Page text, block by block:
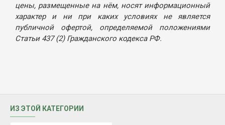
цены, размещенные на нём, носят информационный
характер и ни при каких условиях не является
публичной офертой, определяемой положениями
Статьи 437 (2) Гражданского кодекса РФ.
ИЗ ЭТОЙ КАТЕГОРИИ